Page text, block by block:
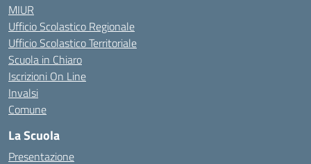
MIUR
Ufficio Scolastico Regionale
Ufficio Scolastico Territoriale
Scuola in Chiaro
Iscrizioni On Line
Invalsi
Comune
La Scuola
Presentazione